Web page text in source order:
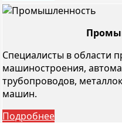
Специалисты в области
машиностроения,
трубопроводов,
машин.
Подробнее